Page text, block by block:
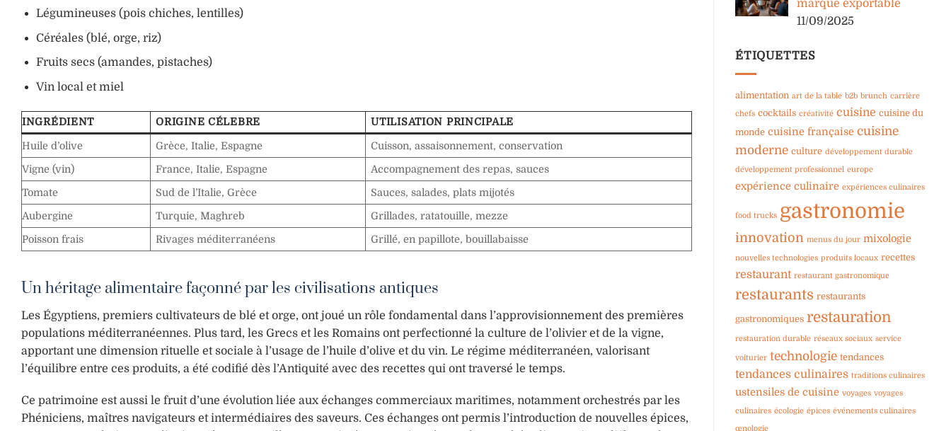
Légumineuses (pois chiches, lentilles)
Céréales (blé, orge, riz)
Fruits secs (amandes, pistaches)
Vin local et miel
INGRÉDIENT ORIGINE CÉLEBRE UTILISATION PRINCIPALE
Huile d’olive Grèce, Italie, Espagne Cuisson, assaisonnement, conservation
Vigne (vin) France, Italie, Espagne Accompagnement des repas, sauces
Tomate Sud de l’Italie, Grèce Sauces, salades, plats mijotés
Aubergine Turquie, Maghreb Grillades, ratatouille, mezze
Poisson frais Rivages méditerranéens Grillé, en papillote, bouillabaisse
Un héritage alimentaire façonné par les civilisations antiques
Les Égyptiens, premiers cultivateurs de blé et orge, ont joué un rôle fondamental dans l’approvisionnement des premières
populations méditerranéennes. Plus tard, les Grecs et les Romains ont perfectionné la culture de l’olivier et de la vigne,
apportant une dimension rituelle et sociale à l’usage de l’huile d’olive et du vin. Le régime méditerranéen, valorisant
l’équilibre entre ces produits, a été codifié dès l’Antiquité avec des recettes qui ont traversé le temps.
Ce patrimoine est aussi le fruit d’une évolution liée aux échanges commerciaux maritimes, notamment orchestrés par les
Phéniciens, maîtres navigateurs et intermédiaires des saveurs. Ces échanges ont permis l’introduction de nouvelles épices,
marque exportable
11/09/2025
ÉTIQUETTES
alimentation art de la table b2b brunch carrière
chefs cocktails créativité cuisine cuisine du
monde cuisine française cuisine
moderne culture développement durable
développement professionnel europe
expérience culinaire expériences culinaires
food trucks gastronomie
innovation menus du jour mixologie
nouvelles technologies produits locaux recettes
restaurant restaurant gastronomique
restaurants restaurants
gastronomiques restauration
restauration durable réseaux sociaux service
voiturier technologie tendances
tendances culinaires traditions culinaires
ustensiles de cuisine voyages voyages
culinaires écologie épices événements culinaires
œnologie